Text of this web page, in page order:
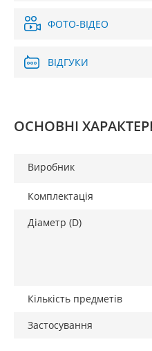
ФОТО-ВІДЕО
ВІДГУКИ
ОСНОВНІ
Виробник
Комплектація
Діаметр (D)
Кількість предметів
Застосування